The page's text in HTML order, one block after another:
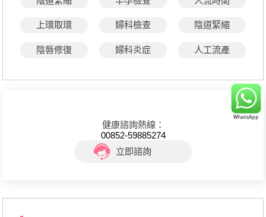
上環取環 婦科檢查 陰道緊縮
陰唇修復 婦科炎症 人工流產
健康諮詢熱線：
00852-59885274
立即諮詢